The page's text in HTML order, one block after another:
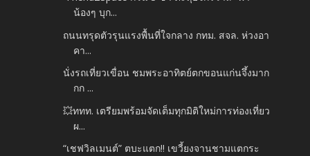
น้องๆ บุก...
ถนนทรุดตัวรุนแรงพื้นที่ใจกลาง กทม. สจล. ห่วงอา
คา...
นั่งรถเที่ยวเขื่อน ชมพระอาทิตย์ตกขอนแก่นจึ้งมาก
กก ...
💥ททท. เตรียมพร้อมจัดเต็มทุกมิติใหม่การท่องเที่ยว
ผ...
“เชฟวิลเมนต์” ตบะแตก!! เขวี้ยงจานชามแตกระ